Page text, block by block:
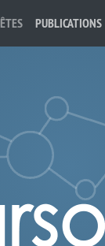
PUBLICATIONS